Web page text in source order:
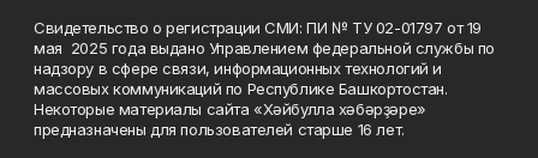
Свидетельство о регистрации СМИ: ПИ № ТУ 02-01797 от 19
мая 2025 года выдано Управлением федеральной службы по
надзору в сфере связи, информационных технологий и
массовых коммуникаций по Республике Башкортостан.
Некоторые материалы сайта «Хәйбулла хәбәрҙәре»
предназначены для пользователей старше 16 лет.